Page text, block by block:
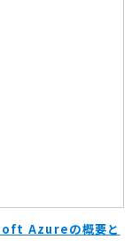
Azureの概要と